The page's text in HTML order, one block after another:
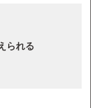
られる